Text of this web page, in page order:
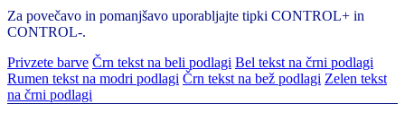
Za povečavo in pomanjšavo uporabljajte tipki CONTROL+ in
CONTROL-.
Privzete barve Črn tekst na beli podlagi Bel tekst na črni podlagi
Rumen tekst na modri podlagi Črn tekst na bež podlagi Zelen tekst
na črni podlagi